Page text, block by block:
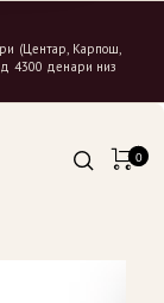
(Центар, Карпош,
4300 денари низ
0